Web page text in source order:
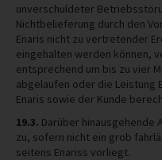
unverschuldeter
Nichtbelieferung durch den
Enaris nicht zu vertretender
eingehalten werden können,
entsprechend um bis zu vier
abgelaufen oder die Leistung
Enaris sowie der Kunde
19.3. Darüber hinausgehende
zu, sofern nicht ein grob
seitens Enariss vorliegt.